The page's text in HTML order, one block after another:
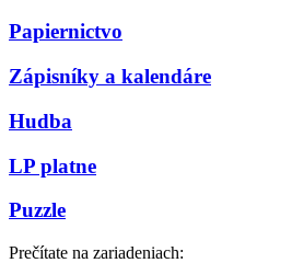
Papiernictvo
Zápisníky a kalendáre
Hudba
LP platne
Puzzle
Prečítate na zariadeniach: